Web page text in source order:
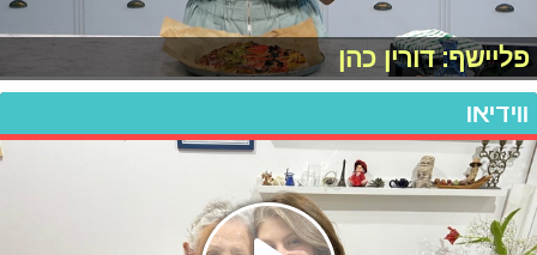
פליישף: דורין כהן
ווידיאו